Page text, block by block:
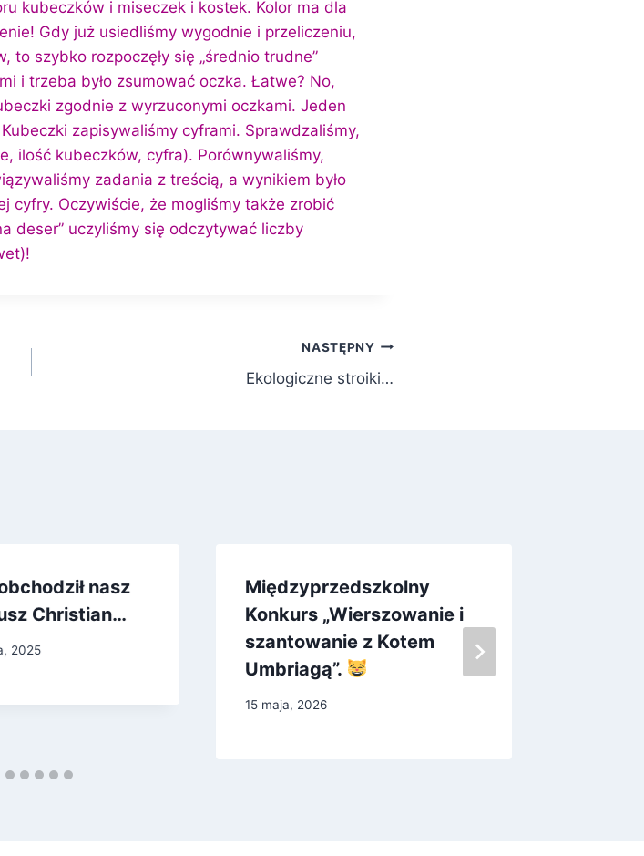
kubeczków i miseczek i kostek. Kolor ma dla
Gdy już usiedliśmy wygodnie i przeliczeniu,
szybko rozpoczęły się „średnio trudne”
i trzeba było zsumować oczka. Łatwe? No,
zgodnie z wyrzuconymi oczkami. Jeden
zapisywaliśmy cyframi. Sprawdzaliśmy,
ilość kubeczków, cyfra). Porównywaliśmy,
zadania z treścią, a wynikiem było
cyfry. Oczywiście, że mogliśmy także zrobić
deser” uczyliśmy się odczytywać liczby
NASTĘPNY
Ekologiczne stroiki…
nasz
Christian…
2025
Międzyprzedszkolny
Konkurs „Wierszowanie i
szantowanie z Kotem
Umbriagą”.
15 maja, 2026